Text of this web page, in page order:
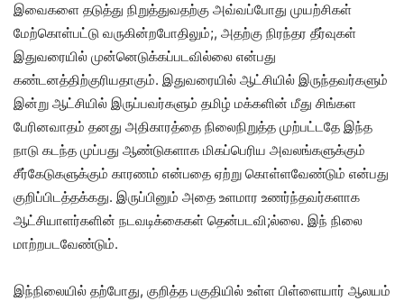
இவைகளை தடுத்து நிறுத்துவதற்கு அவ்வப்போது முயற்சிகள்
மேற்கொள்பட்டு வருகின்றபோதிலும்;, அதற்கு நிரந்தர தீர்வுகள்
இதுவரையில் முன்னெடுக்கப்படவில்லை என்பது
கண்டனத்திற்குரியதாகும். இதுவரையில் ஆட்சியில் இருந்தவர்களும்
இன்று ஆட்சியில் இருப்பவர்களும் தமிழ் மக்களின் மீது சிங்கள
பேரினவாதம் தனது அதிகாரத்தை நிலைநிறுத்த முற்பட்டதே இந்த
நாடு கடந்த முப்பது ஆண்டுகளாக மிகப்பெரிய அவலங்களுக்கும்
சீர்கேடுகளுக்கும் காரணம் என்பதை ஏற்று கொள்ளவேண்டும் என்பது
குறிப்பிடத்தக்கது. இருப்பினும் அதை உளமார உணர்ந்தவர்களாக
ஆட்சியாளர்களின் நடவடிக்கைகள் தென்படவி;ல்லை. இந் நிலை
மாற்றபடவேண்டும்.
இந்நிலையில் தற்போது, குறித்த பகுதியில் உள்ள பிள்ளையார் ஆலயம்